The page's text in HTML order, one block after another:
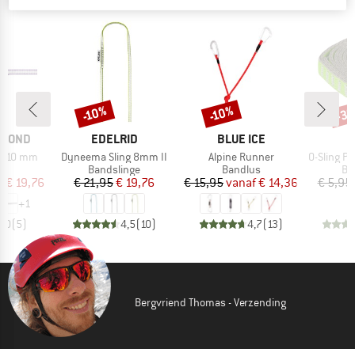
10 mm
prijs
€ 19,76
+1
(5)
MERK
EDELRID
Artikel
Dyneema Sling 8mm II
Productgroep
Bandslinge
Prijs
€ 21,95Verlaagde prijs
€ 19,76
4,5(10)
Korting
-10%
MERK
BLUE ICE
Artikel
Alpine Runner
Productgroep
Bandlus
Prijs
€ 15,95 Verlaagde prijs
vanaf€ 14,36
4,7(13)
Korting
-10%
Artikel
O-Sling PAD 16
€ 5,95
-
Bergvriend Thomas - Verzending